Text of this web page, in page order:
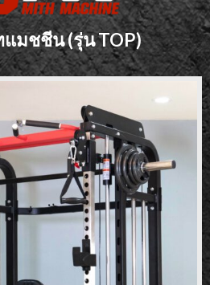
มชชีน (รุ่น TOP)